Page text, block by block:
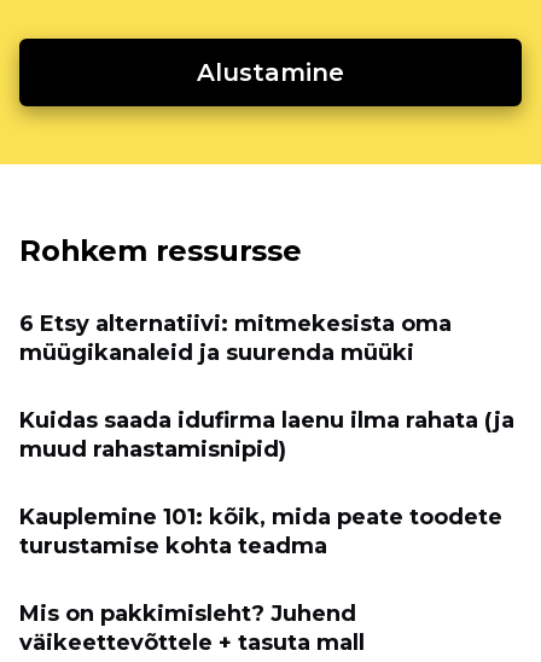
Alustamine
Rohkem ressursse
6 Etsy alternatiivi: mitmekesista oma
müügikanaleid ja suurenda müüki
Kuidas saada idufirma laenu ilma rahata (ja
muud rahastamisnipid)
Kauplemine 101: kõik, mida peate toodete
turustamise kohta teadma
Mis on pakkimisleht? Juhend
väikeettevõttele + tasuta mall